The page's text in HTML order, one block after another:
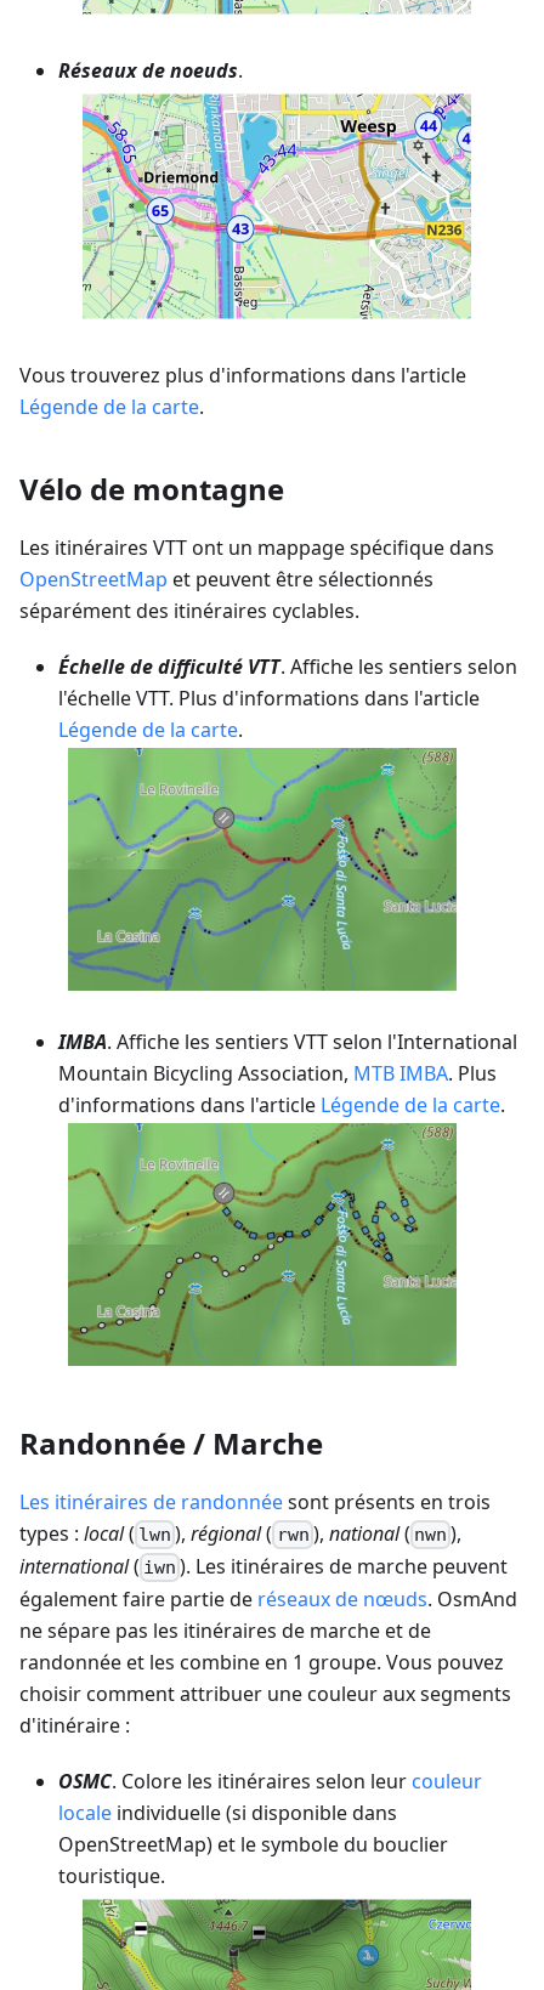
Réseaux de noeuds.
Vous trouverez plus d'informations dans l'article
Légende de la carte.
Vélo de montagne
Les itinéraires VTT ont un mappage spécifique dans
OpenStreetMap et peuvent être sélectionnés
séparément des itinéraires cyclables.
Échelle de difficulté VTT. Affiche les sentiers selon
l'échelle VTT. Plus d'informations dans l'article
Légende de la carte.
IMBA. Affiche les sentiers VTT selon l'International
Mountain Bicycling Association, MTB IMBA. Plus
d'informations dans l'article Légende de la carte.
Randonnée / Marche
Les itinéraires de randonnéesont présents en trois
types : local( lwn ),régional( rwn ), national( nwn ),
international( iwn ). Les itinéraires de marche peuvent
également faire partie de réseaux de nœuds. OsmAnd
ne sépare pas les itinéraires de marche et de
randonnée et les combine en 1 groupe. Vous pouvez
choisir comment attribuer une couleur aux segments
d'itinéraire :
OSMC. Colore les itinéraires selon leur couleur
locale individuelle (si disponible dans
OpenStreetMap) et le symbole du bouclier
touristique.